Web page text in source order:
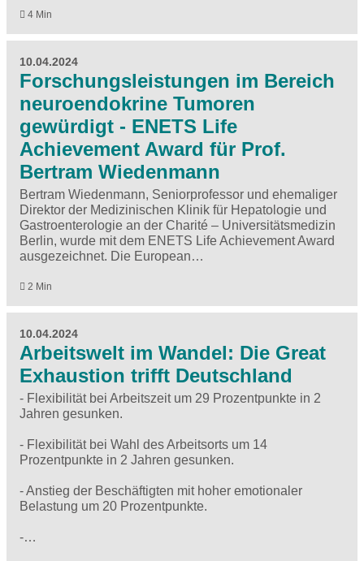
4 Min
10.04.2024
Forschungsleistungen im Bereich
neuroendokrine Tumoren
gewürdigt - ENETS Life
Achievement Award für Prof.
Bertram Wiedenmann
Bertram Wiedenmann, Seniorprofessor und ehemaliger
Direktor der Medizinischen Klinik für Hepatologie und
Gastroenterologie an der Charité – Universitätsmedizin
Berlin, wurde mit dem ENETS Life Achievement Award
ausgezeichnet. Die European…
2 Min
10.04.2024
Arbeitswelt im Wandel: Die Great
Exhaustion trifft Deutschland
- Flexibilität bei Arbeitszeit um 29 Prozentpunkte in 2
Jahren gesunken.
- Flexibilität bei Wahl des Arbeitsorts um 14
Prozentpunkte in 2 Jahren gesunken.
- Anstieg der Beschäftigten mit hoher emotionaler
Belastung um 20 Prozentpunkte.
-…